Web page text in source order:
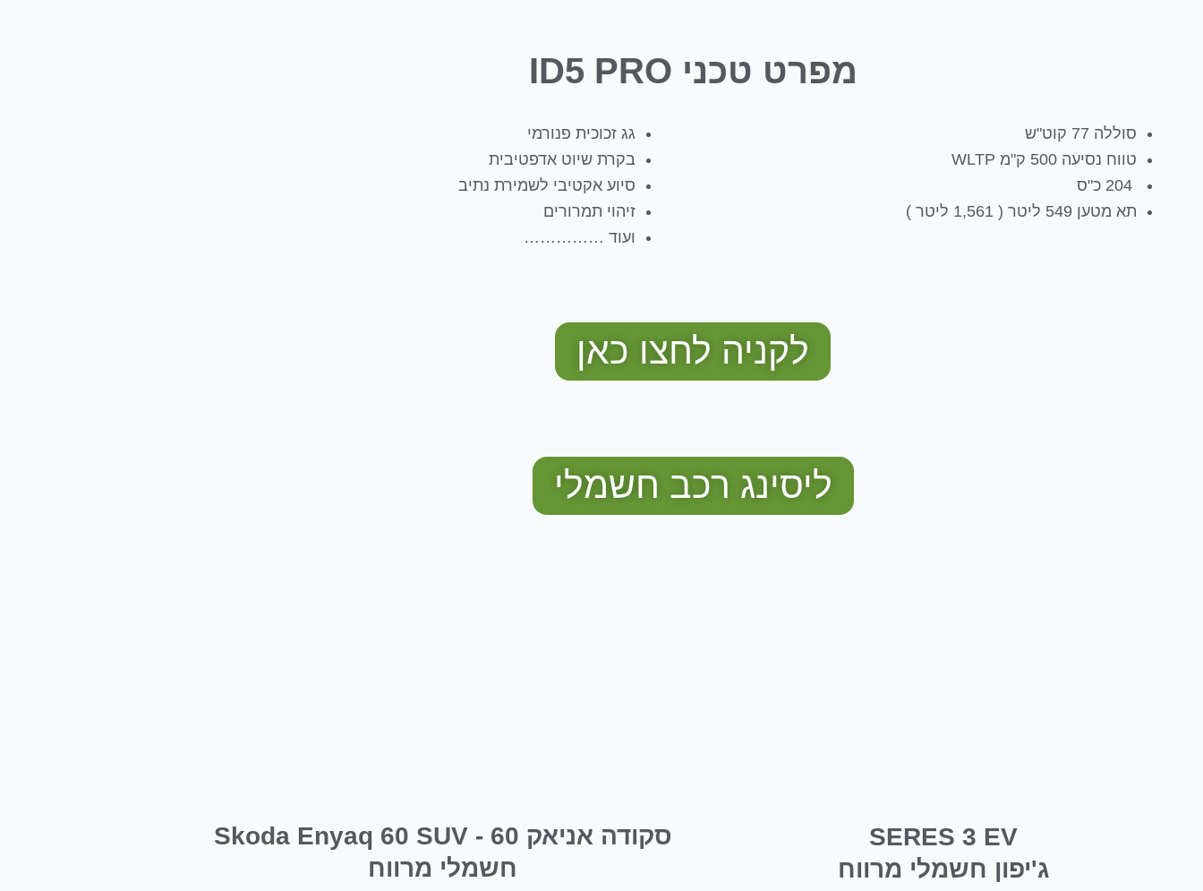
מפרט טכני ID5 PRO
סוללה 77 קוט"ש
טווח נסיעה 500 ק"מ WLTP
תא מטען 549 ליטר ( 1,561 ליטר )
גג זכוכית פנורמי
בקרת שיוט אדפטיבית
סיוע אקטיבי לשמירת נתיב
זיהוי תמרורים
ועוד ……………
לקניה לחצו כאן
ליסינג רכב חשמלי
SERES 3 EV
ג'יפון חשמלי מרווח
סקודה אניאק 60 - Skoda Enyaq 60 SUV
חשמלי מרווח